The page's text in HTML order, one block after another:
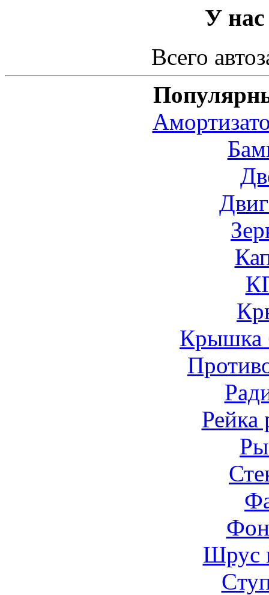
У
Всего
Крышка
Рейка
Шрус